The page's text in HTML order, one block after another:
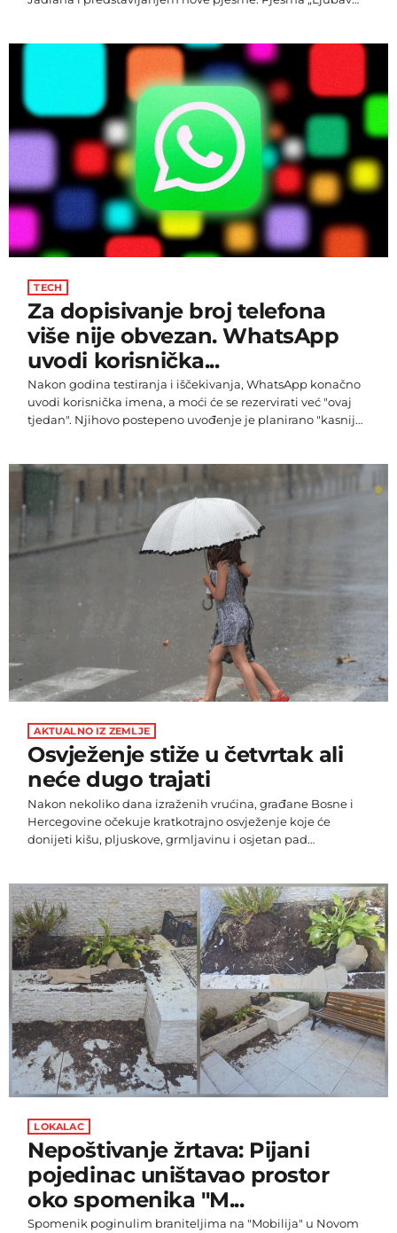
Houdek započeli još protekloga ljeta kada je predstavljena
uspješnica „Sretni ljudi ne pišu pjesme“, jedna od
najemitiranijih pjesama prošlogodišnjih Melodija Jadrana.
„Kruška mi je prilikom jednog našeg druženja predstavio
desetak bisera iz svoje glazbene […]
TECH
Za dopisivanje broj telefona
više nije obvezan. WhatsApp
uvodi korisnička...
Nakon godina testiranja i iščekivanja, WhatsApp konačno
uvodi korisnička imena, a moći će se rezervirati već "ovaj
tjedan". Njihovo postepeno uvođenje je planirano "kasnije
obzirom na više od tri milijarde korisnika, biti mnogo onih
koji će htjeti isto korisničko ime, tako da će to biti priličan
"kaos". Iz WhatsAppa kažu da dodaju […]
AKTUALNO IZ ZEMLJE
Osvježenje stiže u četvrtak ali
neće dugo trajati
Nakon nekoliko dana izraženih vrućina, građane Bosne i
Hercegovine očekuje kratkotrajno osvježenje koje će
donijeti kišu, pljuskove, grmljavinu i osjetan pad
promjeni vremena, nakon koje će se temperature ponovno
vratiti na ljetne vrijednosti. Danas će u većem dijelu zemlje
prije podne prevladavati sunčano vrijeme, dok će u
poslijepodnevnim satima, uz razvoj oblačnosti, lokalno biti
pljuskova i grmljavine. Najviša […]
LOKALAC
Nepoštivanje žrtava: Pijani
pojedinac uništavao prostor
oko spomenika "M...
Spomenik poginulim braniteljima na "Mobilija" u Novom